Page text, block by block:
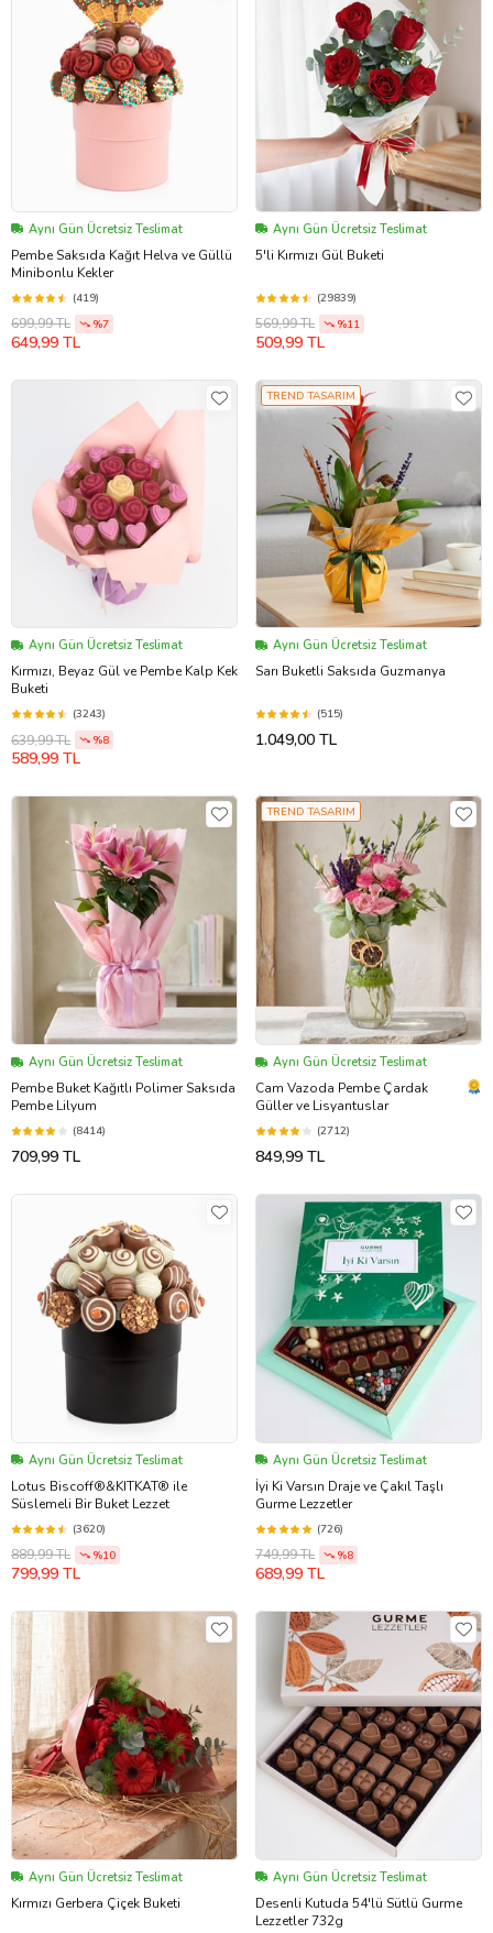
Aynı Gün Ücretsiz Teslimat
Pembe Saksıda Kağıt Helva ve Güllü
Minibonlu Kekler
(419)
699,99 TL %7
649,99 TL
Aynı Gün Ücretsiz Teslimat
5'li Kırmızı Gül Buketi
(29839)
569,99 TL %11
509,99 TL
Aynı Gün Ücretsiz Teslimat
Kırmızı, Beyaz Gül ve Pembe Kalp Kek
Buketi
(3243)
639,99 TL %8
589,99 TL
TREND TASARIM
Aynı Gün Ücretsiz Teslimat
Sarı Buketli Saksıda Guzmanya
(515)
1.049,00 TL
Aynı Gün Ücretsiz Teslimat
Pembe Buket Kağıtlı Polimer Saksıda
Pembe Lilyum
(8414)
709,99 TL
TREND TASARIM
Aynı Gün Ücretsiz Teslimat
Cam Vazoda Pembe Çardak
Güller ve Lisyantuslar
(2712)
849,99 TL
Aynı Gün Ücretsiz Teslimat
Lotus Biscoff®&KITKAT® ile
Süslemeli Bir Buket Lezzet
(3620)
889,99 TL %10
799,99 TL
Aynı Gün Ücretsiz Teslimat
İyi Ki Varsın Draje ve Çakıl Taşlı
Gurme Lezzetler
(726)
749,99 TL %8
689,99 TL
Aynı Gün Ücretsiz Teslimat
Kırmızı Gerbera Çiçek Buketi
Aynı Gün Ücretsiz Teslimat
Desenli Kutuda 54'lü Sütlü Gurme
Lezzetler 732g